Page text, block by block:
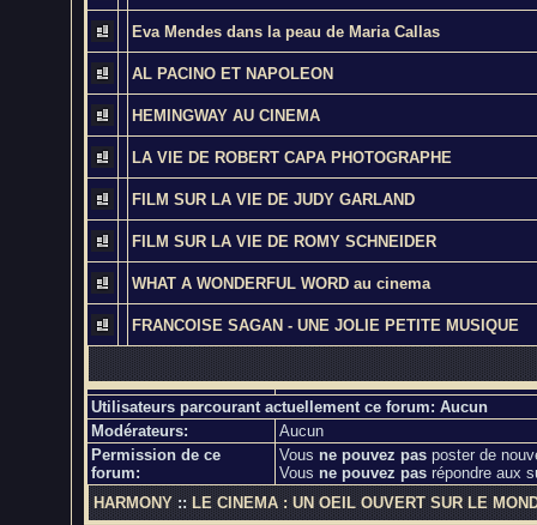
Eva Mendes dans la peau de Maria Callas
AL PACINO ET NAPOLEON
HEMINGWAY AU CINEMA
LA VIE DE ROBERT CAPA PHOTOGRAPHE
FILM SUR LA VIE DE JUDY GARLAND
FILM SUR LA VIE DE ROMY SCHNEIDER
WHAT A WONDERFUL WORD au cinema
FRANCOISE SAGAN - UNE JOLIE PETITE MUSIQUE
Utilisateurs parcourant actuellement ce forum: Aucun
Modérateurs:
Aucun
Permission de ce
forum:
Vous ne pouvez pas poster de
Vous ne pouvez pas répondre aux
HARMONY:: LE CINEMA : UN OEIL OUVERT SUR LE